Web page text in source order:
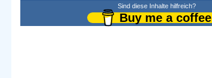
Sind diese Inhalte hilfreich?
Buy me a coffee